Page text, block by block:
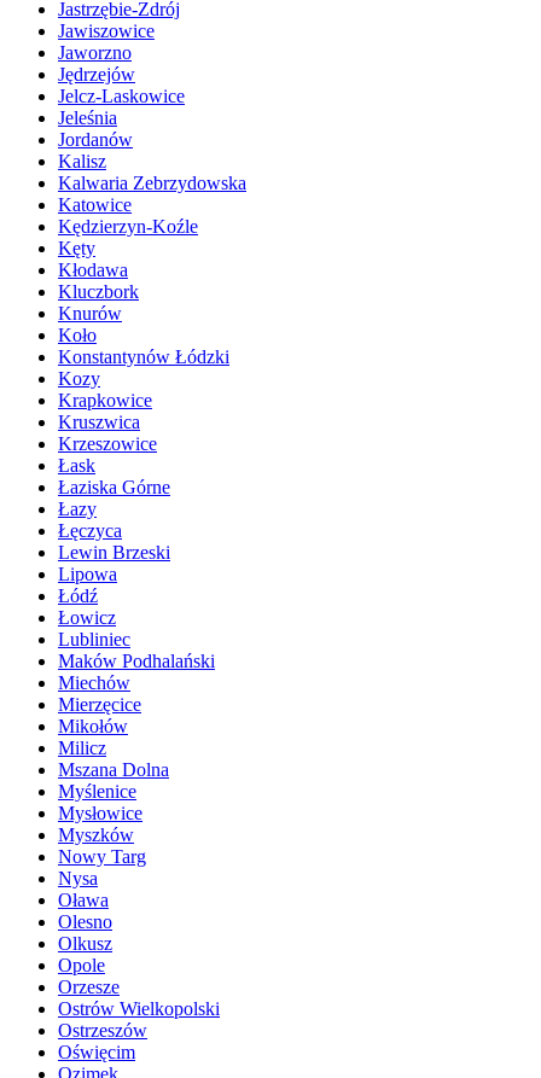
Jastrzębie-Zdrój
Jawiszowice
Jaworzno
Jędrzejów
Jelcz-Laskowice
Jeleśnia
Jordanów
Kalisz
Kalwaria Zebrzydowska
Katowice
Kędzierzyn-Koźle
Kęty
Kłodawa
Kluczbork
Knurów
Koło
Konstantynów Łódzki
Kozy
Krapkowice
Kruszwica
Krzeszowice
Łask
Łaziska Górne
Łazy
Łęczyca
Lewin Brzeski
Lipowa
Łódź
Łowicz
Lubliniec
Maków Podhalański
Miechów
Mierzęcice
Mikołów
Milicz
Mszana Dolna
Myślenice
Mysłowice
Myszków
Nowy Targ
Nysa
Oława
Olesno
Olkusz
Opole
Orzesze
Ostrów Wielkopolski
Ostrzeszów
Oświęcim
Ozimek